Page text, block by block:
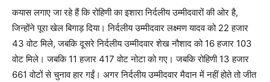
कयास लगाए जा रहे हैं कि रोहिणी का इशारा निर्दलीय उम्मीदवारों की ओर है,
जिन्होंने पूरा खेल बिगाड़ दिया। निर्दलीय उम्मीदवार लक्ष्मण यादव को 22 हजार
43 वोट मिले, जबकि दूसरे निर्दलीय उम्मीदवार शेख नौशाद को 16 हजार 103
वोट मिले। जबकि 11 हजार 417 वोट नोटा को गए। जबकि रोहिणी 13 हजार
661 वोटों से चुनाव हार गईं। अगर निर्दलीय उम्मीदवार मैदान में नहीं होते तो जीत